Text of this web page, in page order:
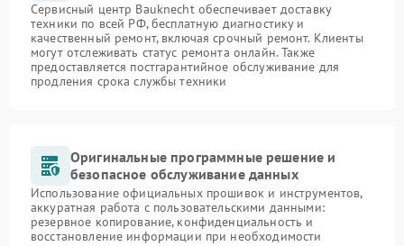
Сервисный центр Bauknecht обеспечивает доставку
техники по всей РФ, бесплатную диагностику и
качественный ремонт, включая срочный ремонт. Клиенты
могут отслеживать статус ремонта онлайн. Также
предоставляется постгарантийное обслуживание для
продления срока службы техники
Оригинальные программные решение и
безопасное обслуживание данных
Использование официальных прошивок и инструментов,
аккуратная работа с пользовательскими данными:
резервное копирование, конфиденциальность и
восстановление информации при необходимости